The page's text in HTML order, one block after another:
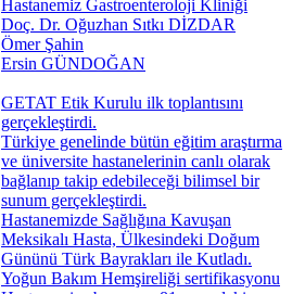
Hastanemiz Gastroenteroloji Kliniği
Doç. Dr. Oğuzhan Sıtkı DİZDAR
Ömer Şahin
Ersin GÜNDOĞAN
GETAT Etik Kurulu ilk toplantısını
gerçekleştirdi.
Türkiye genelinde bütün eğitim araştırma
ve üniversite hastanelerinin canlı olarak
bağlanıp takip edebileceği bilimsel bir
sunum gerçekleştirdi.
Hastanemizde Sağlığına Kavuşan
Meksikalı Hasta, Ülkesindeki Doğum
Gününü Türk Bayrakları ile Kutladı.
Yoğun Bakım Hemşireliği sertifikasyonu